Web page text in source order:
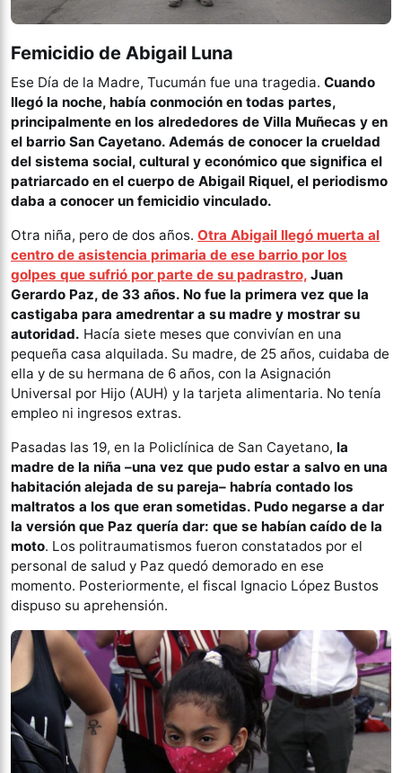
Femicidio de Abigail Luna
Ese Día de la Madre, Tucumán fue una tragedia. Cuando
llegó la noche, había conmoción en todas partes,
principalmente en los alrededores de Villa Muñecas y en
el barrio San Cayetano. Además de conocer la crueldad
del sistema social, cultural y económico que significa el
patriarcado en el cuerpo de Abigail Riquel, el periodismo
daba a conocer un femicidio vinculado.
Otra niña, pero de dos años. Otra Abigail llegó muerta al
centro de asistencia primaria de ese barrio por los
golpes que sufrió por parte de su padrastro, Juan
Gerardo Paz, de 33 años. No fue la primera vez que la
castigaba para amedrentar a su madre y mostrar su
autoridad. Hacía siete meses que convivían en una
pequeña casa alquilada. Su madre, de 25 años, cuidaba de
ella y de su hermana de 6 años, con la Asignación
Universal por Hijo (AUH) y la tarjeta alimentaria. No tenía
empleo ni ingresos extras.
Pasadas las 19, en la Policlínica de San Cayetano, la
madre de la niña –una vez que pudo estar a salvo en una
habitación alejada de su pareja– habría contado los
maltratos a los que eran sometidas. Pudo negarse a dar
la versión que Paz quería dar: que se habían caído de la
moto. Los politraumatismos fueron constatados por el
personal de salud y Paz quedó demorado en ese
momento. Posteriormente, el fiscal Ignacio López Bustos
dispuso su aprehensión.